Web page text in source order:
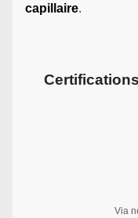
capillaire.
Via